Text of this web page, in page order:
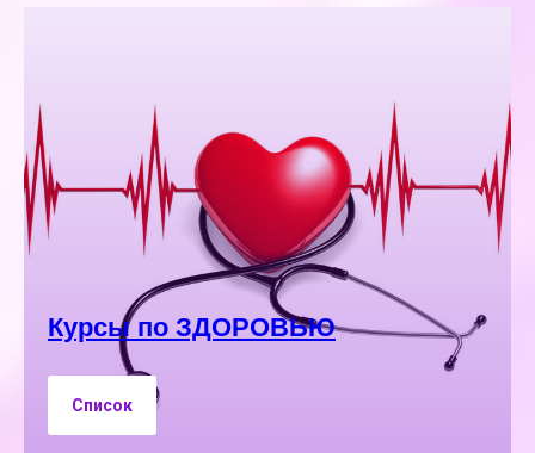
Курсы по ЗДОРОВЬЮ
Список